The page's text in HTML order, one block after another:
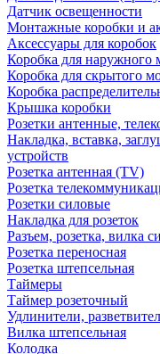
Датчик освещенности
Монтажные коробки и
Аксессуары для коробок
Коробка для наружного
Коробка для скрытого
Коробка
Крышка коробки
Розетки антенные,
Накладка, вставка,
устройств
Розетка антенная (TV)
Розетка
Розетки силовые
Накладка для розеток
Разъем, розетка, вилка
Розетка переносная
Розетка штепсельная
Таймеры
Таймер розеточный
Удлинители,
Вилка штепсельная
Колодка